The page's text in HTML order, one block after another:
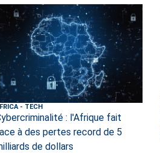
- TECH
: l'Afrique fait
à des pertes record de 5
de dollars